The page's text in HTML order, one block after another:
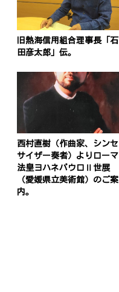
旧熱海信用組合理事長「石
田彦太郎」伝。
西村直樹（作曲家、シンセ
サイザー奏者）よりローマ
法皇ヨハネパウロⅡ世展
（愛媛県立美術館）のご案
内。